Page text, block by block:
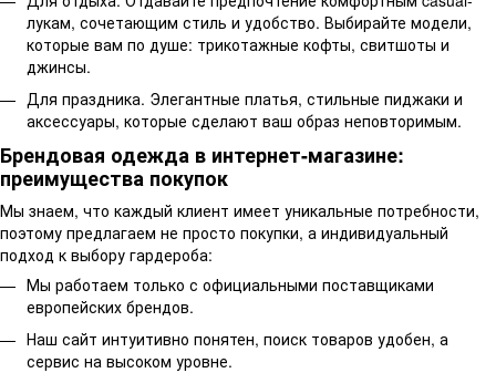
лукам, сочетающим стиль и удобство. Выбирайте модели,
которые вам по душе: трикотажные кофты, свитшоты и
джинсы.
Для праздника. Элегантные платья, стильные пиджаки и
аксессуары, которые сделают ваш образ неповторимым.
Брендовая одежда в интернет-магазине:
преимущества покупок
Мы знаем, что каждый клиент имеет уникальные потребности,
поэтому предлагаем не просто покупки, а индивидуальный
подход к выбору гардероба:
Мы работаем только с официальными поставщиками
европейских брендов.
Наш сайт интуитивно понятен, поиск товаров удобен, а
сервис на высоком уровне.